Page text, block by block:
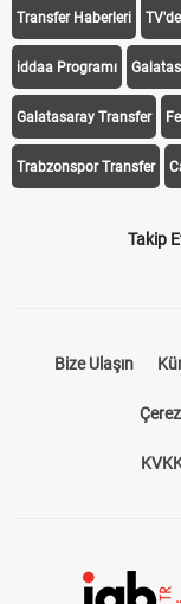
Transfer Haberleri
iddaa Programı
Galatasaray Transfer
Trabzonspor Transfer
Takip
Bize Ulaşın